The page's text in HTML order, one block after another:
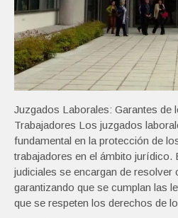
Juzgados Laborales: Garantes de
Trabajadores Los juzgados
fundamental en la protección de
trabajadores en el ámbito jurídico.
judiciales se encargan de resolver
garantizando que se cumplan las
que se respeten los derechos de